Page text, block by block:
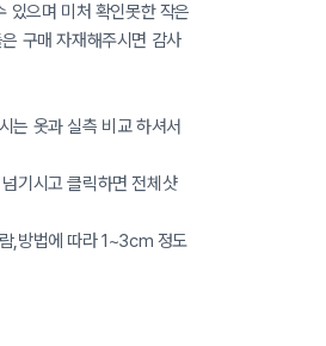
있으며 미처 확인못한 작은
구매 자재해주시면 감사
는 옷과 실측 비교 하셔서
기시고 클릭하면 전체샷
,방법에 따라 1~3cm 정도